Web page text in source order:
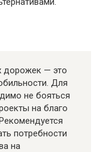
дорожек — это
Для
не бояться
на благо
потребности
на